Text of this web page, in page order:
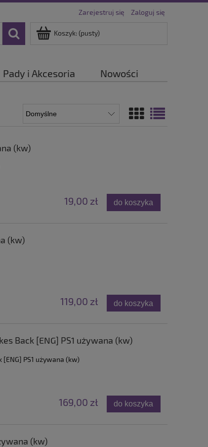
Zarejestruj się Zaloguj się
Koszyk: (pusty)
Pady i Akcesoria Nowości
(kw)
19,00 zł do koszyka
(kw)
119,00 zł do koszyka
Back [ENG] PS1 używana (kw)
PS1 używana (kw)
169,00 zł do koszyka
(kw)